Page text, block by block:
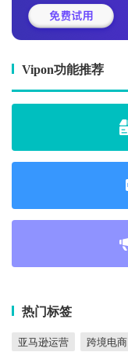
Vipon功能推荐
热门标签
亚马逊运营 跨境电商